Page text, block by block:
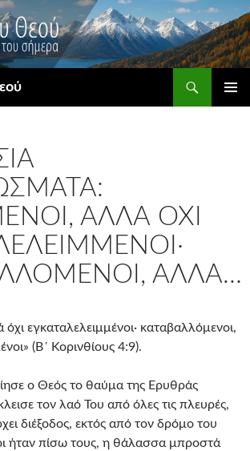
ΑΛΛΆ ΌΧΙ
ΑΛΛΆ…
εγκαταλελειμμένοι· καταβαλλόμενοι,
(Β΄ Κορινθίους 4:9).
ο Θεός το θαύμα της Ερυθράς
τον λαό Του από όλες τις πλευρές,
διέξοδος, εκτός από τον δρόμο του
ήταν πίσω τους, η θάλασσα μπροστά